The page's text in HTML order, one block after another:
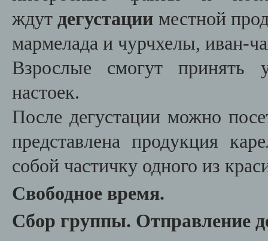
ждутдегустации местной
мармелада и чурчхелы, иван-
Взрослые смогут принять
настоек.
После дегустации можно
представлена продукция
собой частичку одного из
Свободное время.
Сбор группы. Отправление